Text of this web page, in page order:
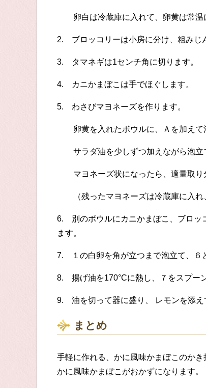
卵白は冷蔵庫に入れて、卵黄は常温
2. ブロッコリーは小房に分け、粗みじ
3. タマネギは1センチ角に切ります。
4. カニかまぼこは手でほぐします。
5. わさびマヨネーズを作ります。
卵黄を入れたボウルに、Ａを加えて
サラダ油を少しずつ加えながら泡立
マヨネーズ状になったら、適量取り
（残ったマヨネーズは冷蔵庫に入れ
6. 別のボウルにカニかまぼこ、ブロッ
ます。
7. １の白卵を角が立つまで泡立て、６
8. 揚げ油を170°Cに熱し、７をスプー
9. 油を切って器に盛り、 レモンを添え
まとめ
手軽に作れる、かに風味かまぼこのかき
かに風味かまぼこがおかずになります。